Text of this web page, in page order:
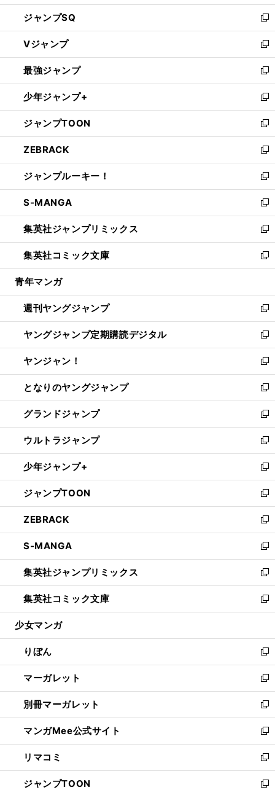
し
い
ウ
ィ
ン
ド
ウ
で
開
く
ジャンプSQ
新
し
い
ウ
ィ
ン
ド
ウ
で
開
く
Vジャンプ
新
し
い
ウ
ィ
ン
ド
ウ
で
開
く
最強ジャンプ
新
し
い
ウ
ィ
ン
ド
ウ
で
開
く
少年ジャンプ+
新
し
い
ウ
ィ
ン
ド
ウ
で
開
く
ジャンプTOON
新
し
い
ウ
ィ
ン
ド
ウ
で
開
く
ZEBRACK
新
し
い
ウ
ィ
ン
ド
ウ
で
開
ジャンプルーキー！
新
し
い
ウ
ィ
ン
ド
ウ
開
く
S-MANGA
新
し
い
ウ
ィ
ン
ウ
で
開
く
集英社ジャンプリミックス
新
し
い
ウ
ン
ド
ウ
で
開
く
集英社コミック文庫
新
し
ウ
ィ
ン
ド
ウ
で
開
く
青年マンガ
週刊ヤングジャンプ
新
し
い
ウ
ィ
ン
ド
ウ
で
開
く
ヤングジャンプ定期購読デジタル
新
し
い
ウ
ィ
ン
ド
ウ
で
開
く
ヤンジャン！
新
し
い
ウ
ィ
ン
ド
ウ
で
開
く
となりのヤングジャンプ
新
し
い
ウ
ィ
ン
ド
ウ
で
開
く
グランドジャンプ
新
し
い
ウ
ィ
ン
ド
ウ
で
開
く
ウルトラジャンプ
新
し
い
ウ
ィ
ン
ド
ウ
で
開
く
少年ジャンプ+
新
し
い
ウ
ィ
ン
ド
ウ
で
開
く
ジャンプTOON
新
し
い
ウ
ィ
ン
ド
ウ
で
開
ZEBRACK
新
し
い
ウ
ィ
ン
ド
ウ
開
く
S-MANGA
新
し
い
ウ
ィ
ン
ウ
で
開
く
集英社ジャンプリミックス
新
し
い
ウ
ン
ド
ウ
で
開
く
集英社コミック文庫
新
し
ウ
ィ
ン
ド
ウ
で
開
く
少女マンガ
りぼん
新
し
い
ウ
ィ
ン
ド
ウ
で
開
く
マーガレット
新
し
い
ウ
ィ
ン
ド
ウ
で
別冊マーガレット
新
し
い
ウ
ィ
ン
ド
マンガMee公式サイト
新
し
い
ウ
ィ
リマコミ
新
し
い
ジャンプTOON 新